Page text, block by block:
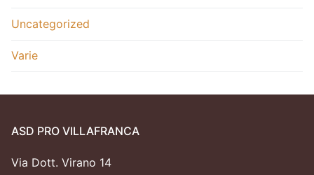
Uncategorized
Varie
ASD PRO VILLAFRANCA
Via Dott. Virano 14